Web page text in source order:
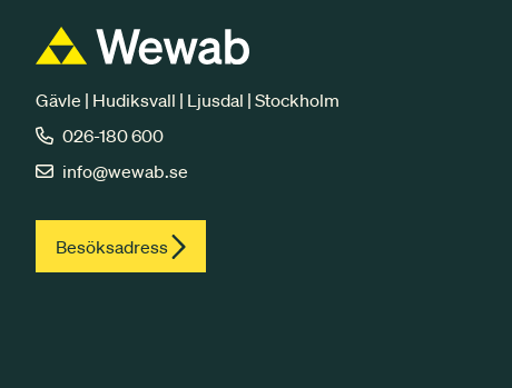
Gävle | Hudiksvall | Ljusdal | Stockholm
026-180 600
info@wewab.se
Besöksadress